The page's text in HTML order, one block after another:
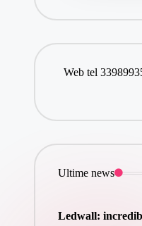
Web tel
Ultime news
Ledwall: